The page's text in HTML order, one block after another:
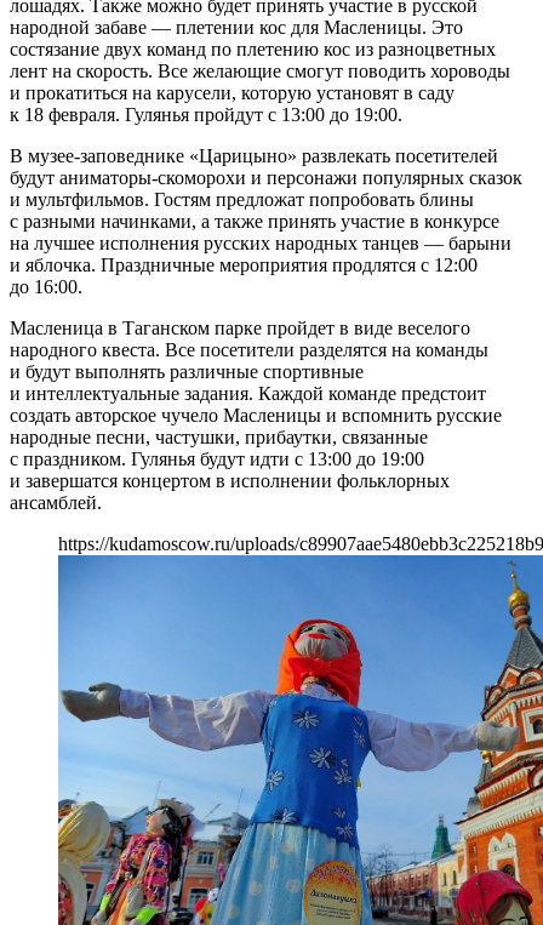
лошадях. Также можно будет принять участие в русской
народной забаве — плетении кос для Масленицы. Это
состязание двух команд по плетению кос из разноцветных
лент на скорость. Все желающие смогут поводить хороводы
и прокатиться на карусели, которую установят в саду
к 18 февраля. Гулянья пройдут с 13:00 до 19:00.
В музее-заповеднике «Царицыно» развлекать посетителей
будут аниматоры-скоморохи и персонажи популярных сказок
и мультфильмов. Гостям предложат попробовать блины
с разными начинками, а также принять участие в конкурсе
на лучшее исполнения русских народных танцев — барыни
и яблочка. Праздничные мероприятия продлятся с 12:00
до 16:00.
Масленица в Таганском парке пройдет в виде веселого
народного квеста. Все посетители разделятся на команды
и будут выполнять различные спортивные
и интеллектуальные задания. Каждой команде предстоит
создать авторское чучело Масленицы и вспомнить русские
народные песни, частушки, прибаутки, связанные
с праздником. Гулянья будут идти с 13:00 до 19:00
и завершатся концертом в исполнении фольклорных
ансамблей.
https://kudamoscow.ru/uploads/